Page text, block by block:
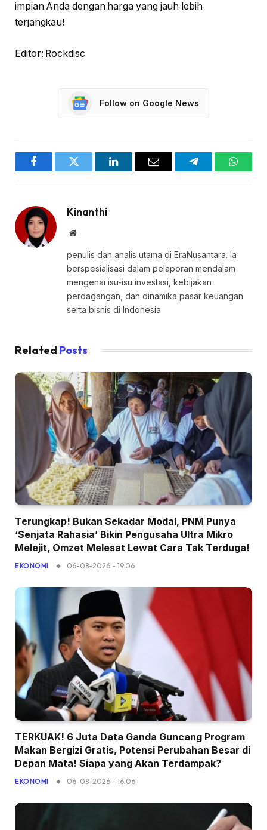
impian Anda dengan harga yang jauh lebih
terjangkau!
Editor: Rockdisc
Follow on Google News
FacebookTwitter LinkedInEmail Telegram
Kinanthi
Website
penulis dan analis utama di EraNusantara. Ia
berspesialisasi dalam pelaporan mendalam
mengenai isu-isu investasi, kebijakan
perdagangan, dan dinamika pasar keuangan
serta bisnis di Indonesia
Related Posts
Terungkap! Bukan Sekadar Modal, PNM Punya
‘Senjata Rahasia’ Bikin Pengusaha Ultra Mikro
Melejit, Omzet Melesat Lewat Cara Tak Terduga!
EKONOMI 06-08-2026 - 19.06
TERKUAK! 6 Juta Data Ganda Guncang Program
Makan Bergizi Gratis, Potensi Perubahan Besar di
Depan Mata! Siapa yang Akan Terdampak?
EKONOMI 06-08-2026 - 16.06